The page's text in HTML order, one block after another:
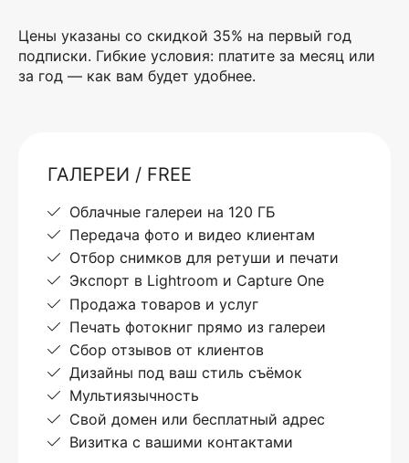
Цены указаны со скидкой 35% на первый год
подписки. Гибкие условия: платите за месяц или
за год — как вам будет удобнее.
ГАЛЕРЕИ / FREE
Облачные галереи на 120 ГБ
Передача фото и видео клиентам
Отбор снимков для ретуши и печати
Экспорт в Lightroom и Capture One
Продажа товаров и услуг
Печать фотокниг прямо из галереи
Сбор отзывов от клиентов
Дизайны под ваш стиль съёмок
Мультиязычность
Свой домен или бесплатный адрес
Визитка с вашими контактами